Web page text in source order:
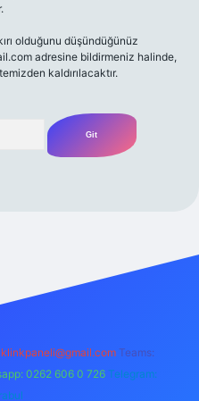
olduğunu düşündüğünüz
adresine bildirmeniz halinde,
kaldırılacaktır.
m elexbet
Teams:
0262 606 0 726 Telegram: